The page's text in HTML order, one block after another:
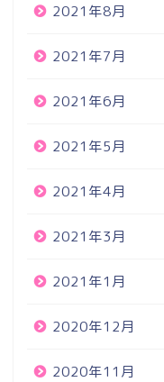
2021年8月
2021年7月
2021年6月
2021年5月
2021年4月
2021年3月
2021年1月
2020年12月
2020年11月